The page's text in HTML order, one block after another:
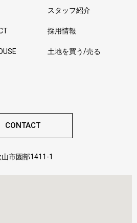
スタッフ紹介
採用情報
土地を買う/売る
CONTACT
市園部1411-1